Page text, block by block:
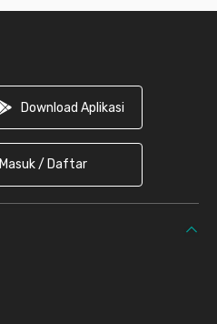
Download Aplikasi
Masuk / Daftar